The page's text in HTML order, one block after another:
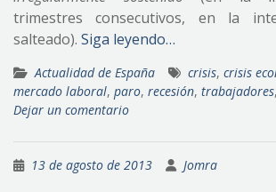
trimestres consecutivos, en la
salteado). Siga leyendo…
Actualidad de España crisis, crisis
mercado laboral, paro, recesión, trabajadores,
Dejar un comentario
13 de agosto de 2013 Jomra